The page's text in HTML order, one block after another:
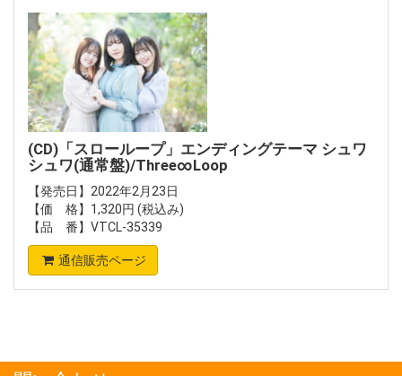
(CD)「スローループ」エンディングテーマ シュワ
シュワ(通常盤)/Three∞Loop
【発売日】2022年2月23日
【価 格】1,320円 (税込み)
【品 番】VTCL-35339
通信販売ページ